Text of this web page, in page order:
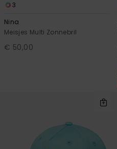
3
Nina
Meisjes Multi Zonnebril
€ 50,00